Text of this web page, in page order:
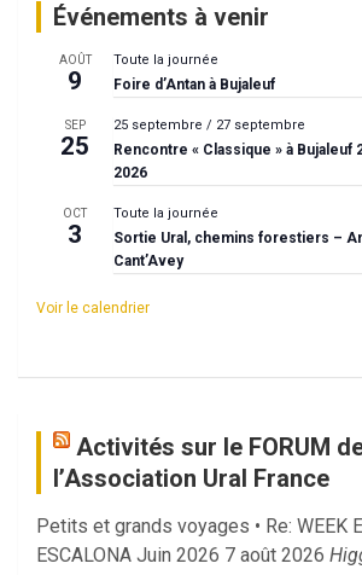
Événements à venir
AOÛT
9
Toute la journée
Foire d’Antan à Bujaleuf
SEP
25
25 septembre / 27 septembre
Rencontre « Classique » à
2026
OCT
3
Toute la journée
Sortie Ural, chemins forestiers –
Cant’Avey
Voir le calendrier
Activités sur le FORUM
l’Association Ural France
Petits et grands voyages • Re: WEEK
ESCALONA Juin 2026 7 août 2026